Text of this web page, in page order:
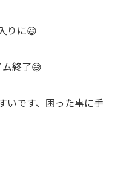
りに😃
終了😅
いです、困った事に手